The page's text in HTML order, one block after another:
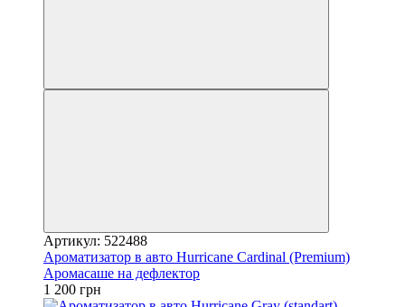
Артикул: 522488
Ароматизатор в авто Hurricane Cardinal (Premium)
Аромасаше на дефлектор
1 200 грн